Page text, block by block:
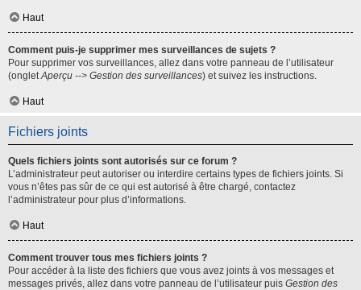
Haut
Comment puis-je supprimer mes surveillances de sujets ?
Pour supprimer vos surveillances, allez dans votre panneau de l’utilisateur
(ongletAperçu --> Gestion des surveillances) et suivez les instructions.
Haut
Fichiers joints
Quels fichiers joints sont autorisés sur ce forum ?
L’administrateur peut autoriser ou interdire certains types de fichiers joints. Si
vous n’êtes pas sûr de ce qui est autorisé à être chargé, contactez
l’administrateur pour plus d’informations.
Haut
Comment trouver tous mes fichiers joints ?
Pour accéder à la liste des fichiers que vous avez joints à vos messages et
messages privés, allez dans votre panneau de l’utilisateur puis Gestion des